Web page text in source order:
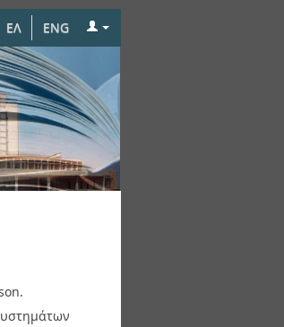
ΕΛ ENG